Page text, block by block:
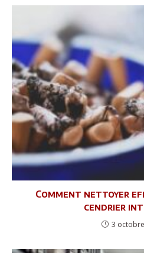
Comment nettoyer
cendrier
3